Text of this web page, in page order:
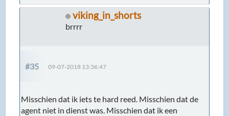
viking_in_shorts
brrrr
#35 09-07-2018 13:36:47
Misschien dat ik iets te hard reed. Misschien dat de
agent niet in dienst was. Misschien dat ik een